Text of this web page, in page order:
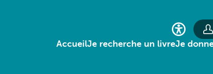
AccueilJe recherche un livreJe